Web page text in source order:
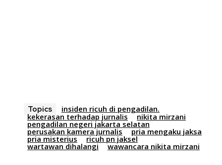
Topics
insiden ricuh di pengadilan.
kekerasan terhadap jurnalis
nikita mirzani
pengadilan negeri jakarta selatan
perusakan kamera jurnalis pria mengaku jaksa
pria misterius ricuh pn jaksel
wartawan dihalangi wawancara nikita mirzani